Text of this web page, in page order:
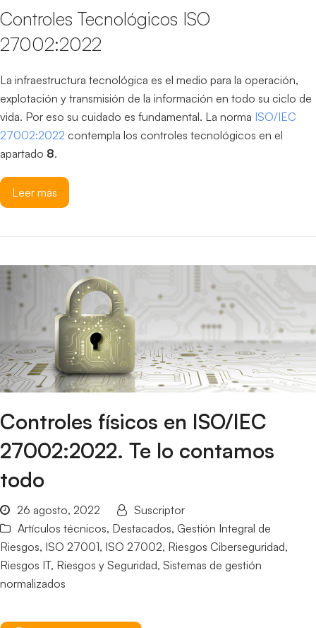
Controles Tecnológicos ISO
27002:2022
La infraestructura tecnológica es el medio para la operación,
explotación y transmisión de la información en todo su ciclo de
vida. Por eso su cuidado es fundamental. La norma ISO/IEC
27002:2022 contempla los controles tecnológicos en el
apartado 8.
Leer más
Controles físicos en ISO/IEC
27002:2022. Te lo contamos
todo
26 agosto, 2022
Suscriptor
Artículos técnicos, Destacados, Gestión Integral de
Riesgos, ISO 27001, ISO 27002, Riesgos Ciberseguridad,
Riesgos IT, Riesgos y Seguridad, Sistemas de gestión
normalizados